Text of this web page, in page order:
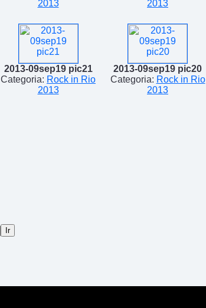
2013
2013
2013-09sep19 pic21
Categoria: Rock in Rio
2013
2013-09sep19 pic20
Categoria: Rock in Rio
2013